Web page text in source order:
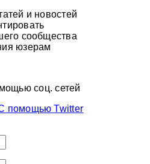
и новостей
сообщества
юзерам
соц. сетей
помощью Twitter